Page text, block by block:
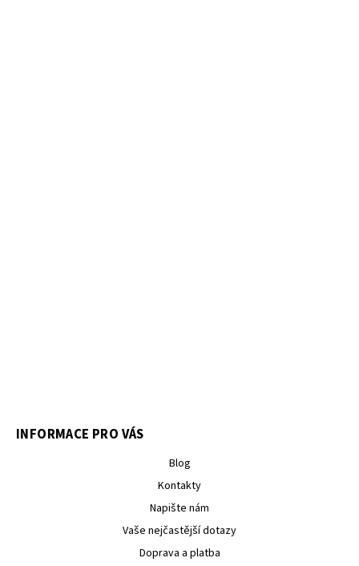
INFORMACE PRO VÁS
Blog
Kontakty
Napište nám
Vaše nejčastější dotazy
Doprava a platba